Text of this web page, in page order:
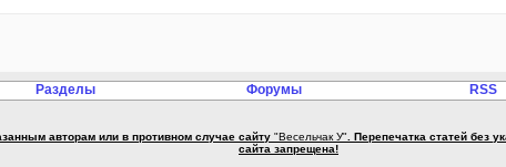
Разделы Форумы RSS
авторам или в противном случае сайту "Весельчак У" . Перепечатка статей без
сайта запрещена!